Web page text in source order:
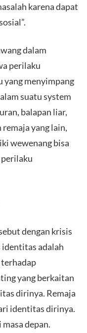
karena dapat
dalam
perilaku
yang menyimpang
suatu system
balapan liar,
yang lain,
wewenang bisa
dengan krisis
adalah
yang berkaitan
dirinya. Remaja
identitas dirinya.
depan.